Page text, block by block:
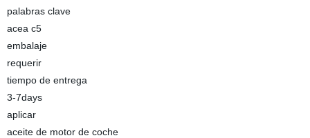
palabras clave
acea c5
embalaje
requerir
tiempo de entrega
3-7days
aplicar
aceite de motor de coche